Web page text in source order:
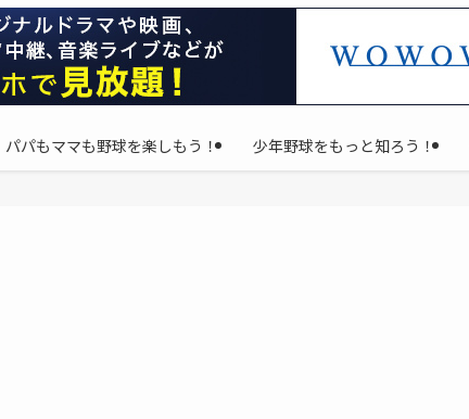
パパもママも野球を楽しもう！ 少年野球をもっと知ろう！